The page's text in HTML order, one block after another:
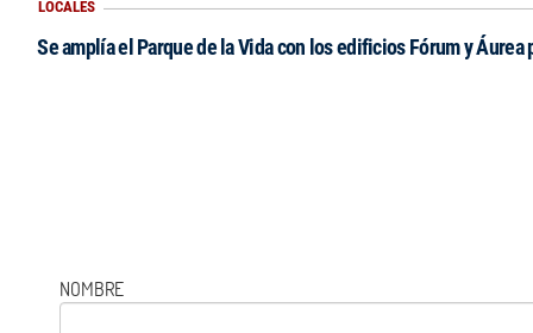
LOCALES
Se amplía el Parque de la Vida con los edificios Fórum y
NOMBRE